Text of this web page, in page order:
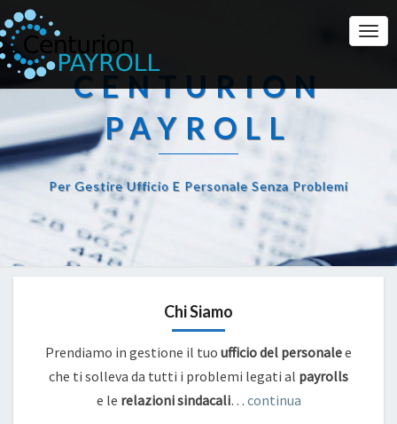
CENTURION
PAYROLL
Per Gestire Ufficio E Personale Senza Problemi
Chi Siamo
Prendiamo in gestione il tuo ufficio del personalee
che ti solleva da tutti i problemi legati al payrolls
e le relazioni sindacali… continua